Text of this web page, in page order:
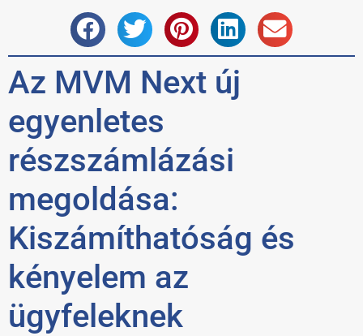
Az MVM Next új
egyenletes
részszámlázási
megoldása:
Kiszámíthatóság és
kényelem az
ügyfeleknek